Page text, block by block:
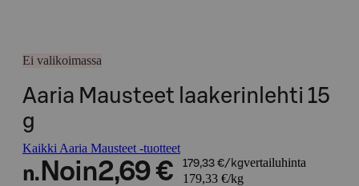
Ei valikoimassa
Aaria Mausteet laakerinlehti 15
g
Kaikki Aaria Mausteet -tuotteet
n. Noin2,69 € 179,33 €/kgvertailuhinta
179,33 €/kg